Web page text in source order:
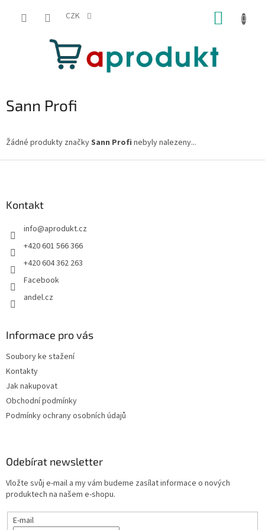
CZK
Sann Profi
Žádné produkty značkySann Profi nebyly nalezeny...
Kontakt
info@aprodukt.cz
+420 601 566 366
+420 604 362 263
Facebook
andel.cz
Informace pro vás
Soubory ke stažení
Kontakty
Jak nakupovat
Obchodní podmínky
Podmínky ochrany osobních údajů
Odebírat newsletter
Vložte svůj e-mail a my vám budeme zasílat informace o nových
produktech na našem e-shopu.
E-mail